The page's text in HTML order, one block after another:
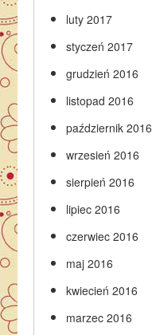
luty 2017
styczeń 2017
grudzień 2016
listopad 2016
październik 2016
wrzesień 2016
sierpień 2016
lipiec 2016
czerwiec 2016
maj 2016
kwiecień 2016
marzec 2016